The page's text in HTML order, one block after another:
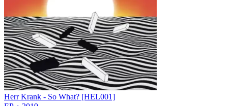
Herr Krank - So What? [HEL001]